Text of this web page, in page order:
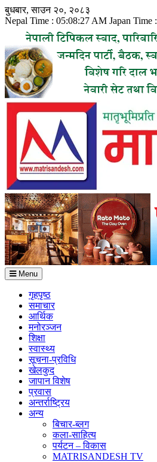
Skip
to
content
बुधबार, साउन २०, २०८३
Nepal Time : 05:08:29 AM Japan Time :
Menu
गृहपृष्ठ
समाचार
आर्थिक
मनोरञ्जन
शिक्षा
स्वास्थ्य
सूचना-प्रविधि
खेलकुद
जापान विशेष
प्रवास
अन्तर्राष्ट्रिय
अन्य
बिचार-ब्लग
कला-साहित्य
पर्यटन – विकास
MATRISANDESH TV